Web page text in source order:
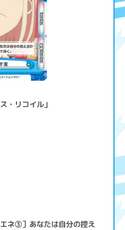
・リコイル」
ネ③］あなたは自分の控え